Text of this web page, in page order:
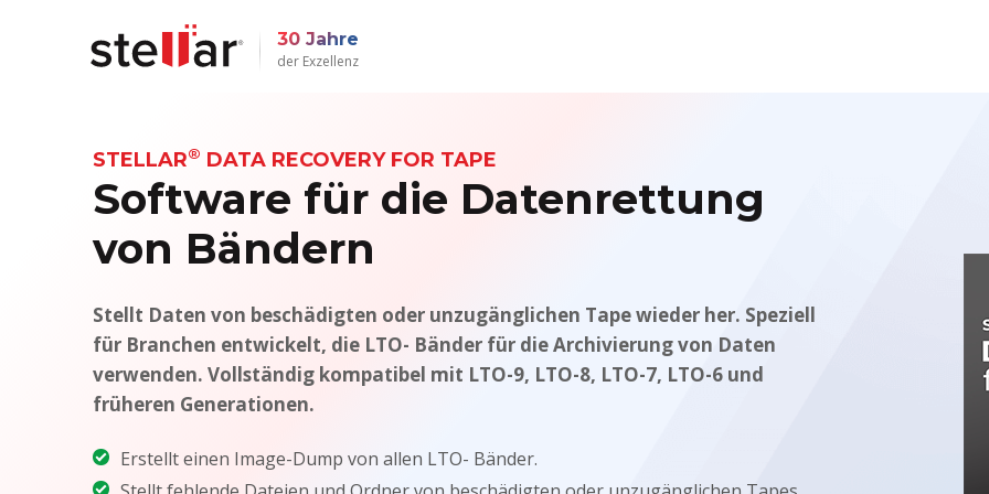
30 Jahre
der Exzellenz
STELLAR® DATA RECOVERY FOR TAPE
Software für die Datenrettung
von Bändern
Stellt Daten von beschädigten oder unzugänglichen Tape wieder her. Speziell
für Branchen entwickelt, die LTO- Bänder für die Archivierung von Daten
verwenden. Vollständig kompatibel mit LTO-9, LTO-8, LTO-7, LTO-6 und
früheren Generationen.
Erstellt einen Image-Dump von allen LTO- Bänder.